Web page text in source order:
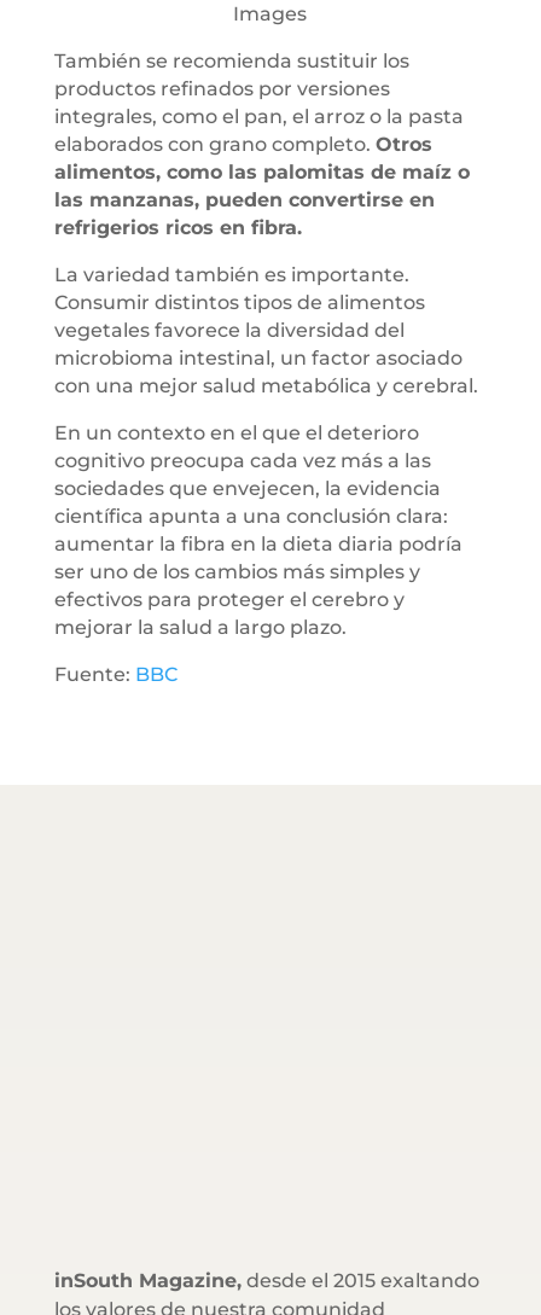
Images
También se recomienda sustituir los
productos refinados por versiones
integrales, como el pan, el arroz o la pasta
elaborados con grano completo. Otros
alimentos, como las palomitas de maíz o
las manzanas, pueden convertirse en
refrigerios ricos en fibra.
La variedad también es importante.
Consumir distintos tipos de alimentos
vegetales favorece la diversidad del
microbioma intestinal, un factor asociado
con una mejor salud metabólica y cerebral.
En un contexto en el que el deterioro
cognitivo preocupa cada vez más a las
sociedades que envejecen, la evidencia
científica apunta a una conclusión clara:
aumentar la fibra en la dieta diaria podría
ser uno de los cambios más simples y
efectivos para proteger el cerebro y
mejorar la salud a largo plazo.
Fuente: BBC
inSouth Magazine,desde el 2015 exaltando
los valores de nuestra comunidad